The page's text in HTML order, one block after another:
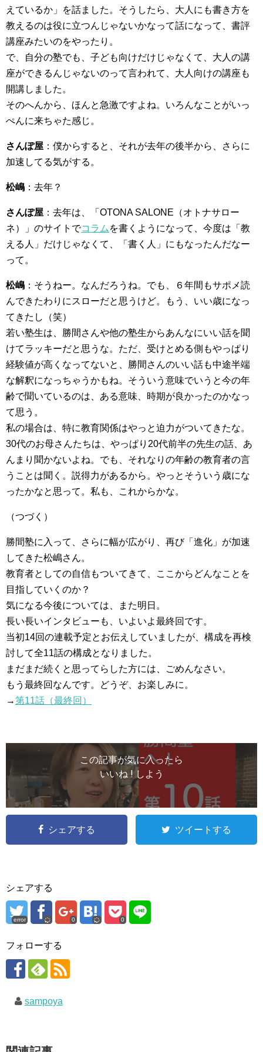
えているか」を話ました。そうしたら、大人にも書き方を
教えるのは役に立つんじゃないかなって話になって、書評
講座みたいのをやったり。
で、自分の塾でも、子ども向けだけじゃなくて、大人の講
座ができるんじゃないのって言われて、大人向けの講座も
開講しました。
そのへんから、ほんと急激ですよね。いろんなことがいっ
ぺんに来ちゃた感じ。
さんぽ屋 ：僕からすると、それが去年の後半から、さらに
加速してる気がする。
松嶋 ：去年？
さんぽ屋 ：去年は、「OTONA SALONE（オトナサロー
ネ）」のサイトでコラムを書くようになって、今度は「教
える人」だけじゃなくて、「書く人」にもなったんだなー
って。
松嶋 ：そうねー。なんだろうね。でも、６年間もサポメ読
んできたわりにスローだと思うけど。もう、いい歳になっ
てきたし（笑）
若い塾生は、勝間さんや他の塾生からあんなにいい話を聞
けてラッキーだと思うな。ただ、受けとめる側もやっぱり
経験値が高くなってないと、勝間さんのいい話も中途半端
な解釈になっちゃうかもね。そういう意味でいうと今の年
齢で聞いているのは、ある意味、時期が良かったのかなっ
て思う。
私の場合は、特に教育関係はやっと迫力がついてきたな。
30代のお母さんたちは、やっぱり20代前半の先生の話、あ
んまり聞かないよね。でも、それなりの年齢の教育者の言
うことは聞く。説得力があるから。やっとそういう歳にな
ったかなと思って。私も、これからかな。
（つづく）
勝間塾に入って、さらに幅が広がり、再び「進化」が加速
してきた松嶋さん。
教育者としての自信もついてきて、ここからどんなことを
目指していくのか？
気になる今後については、また明日。
長い長いインタビューも、いよいよ最終回です。
当初14回の連載予定とお伝えしていましたが、構成を再検
討して全11話の構成となりました。
まだまだ続くと思ってらした方には、ごめんなさい。
もう最終回なんです。どうぞ、お楽しみに。
→第11話（最終回）
この記事が気に入ったら
いいね ! しよう
シェアする ツイートする
シェアする
error 0 0
フォローする
sampoya